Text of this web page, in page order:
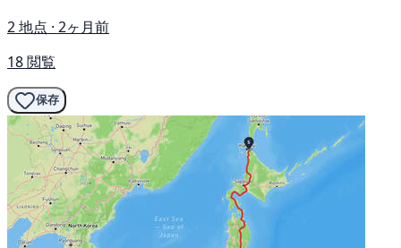
2 地点 · 2ヶ月前
18 閲覧
保存